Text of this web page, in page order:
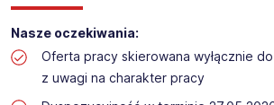
Nasze oczekiwania:
Oferta pracy skierowana wyłącznie
z uwagi na charakter pracy